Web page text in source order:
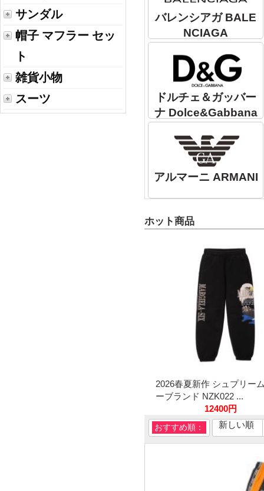
サンダル
帽子 マフラー セッ
ト
雑貨小物
スーツ
バレンシアガ BALE
NCIAGA
ドルチェ＆ガッバー
ナ Dolce&Gabbana
アルマーニ ARMANI
ホット商品
2026春夏新作 シュプリー
ーブランド NZK022 ...
12400円
おすすめ順： 新しい順